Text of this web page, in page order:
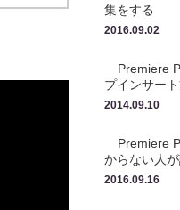
集をする
2016.09.02
Premiere
プインサー
2014.09.10
Premiere
からない人
2016.09.16